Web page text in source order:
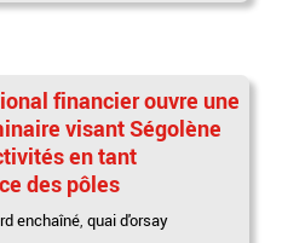
financier ouvre une
visant Ségolène
en tant
des pôles
enchaîné ,quai d'orsay